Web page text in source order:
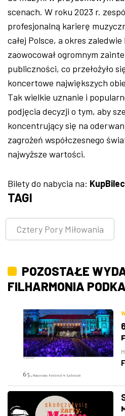
scenach. W roku 2023 r.
profesjonalną karierę
całej Polsce, a okres
zaowocował ogromnym
publiczności, co przełożyło
koncertowe największych
Tak wielkie uznanie i
podjęcia decyzji o tym, aby
koncentrujący się na
zagrożeń współczesnego
najwyższe wartości.
Bilety do nabycia na:
TAGI
Cztery Pory Miłowania
POZOSTAŁE
FILHARMONIA